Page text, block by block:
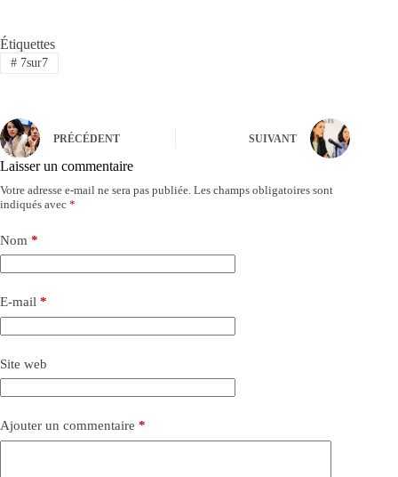
Étiquettes
#7sur7
PRÉCÉDENT SUIVANT
Laisser un commentaire
Votre adresse e-mail ne sera pas publiée. Les champs obligatoires sont
indiqués avec *
Nom *
E-mail *
Site web
Ajouter un commentaire *